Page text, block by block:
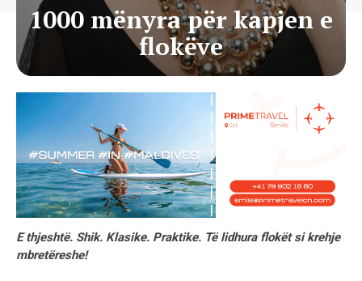
1000 mënyra për kapjen e
flokëve
E thjeshtë. Shik. Klasike. Praktike. Të lidhura flokët si krehje
mbretëreshe!